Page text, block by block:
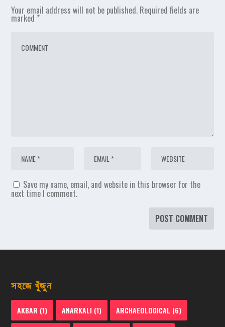
Your email address will not be published. Required fields are
marked *
Save my name, email, and website in this browser for the
next time I comment.
সহজে খুঁজুন
AKBAR (1) ANARKALI (1) ARCHAEOLOGICAL (6)